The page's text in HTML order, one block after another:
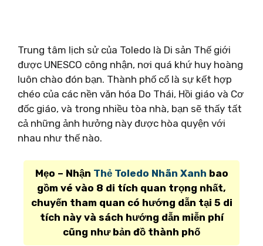
Trung tâm lịch sử của Toledo là Di sản Thế giới
được UNESCO công nhận, nơi quá khứ huy hoàng
luôn chào đón bạn. Thành phố cổ là sự kết hợp
chéo của các nền văn hóa Do Thái, Hồi giáo và Cơ
đốc giáo, và trong nhiều tòa nhà, bạn sẽ thấy tất
cả những ảnh hưởng này được hòa quyện với
nhau như thế nào.
Mẹo – Nhận Thẻ Toledo Nhãn Xanh bao
gồm vé vào 8 di tích quan trọng nhất,
chuyến tham quan có hướng dẫn tại 5 di
tích này và sách hướng dẫn miễn phí
cũng như bản đồ thành phố